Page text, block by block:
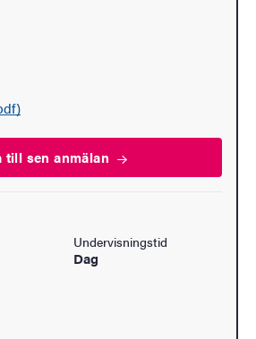
till senanmälan
Undervisningstid
Dag